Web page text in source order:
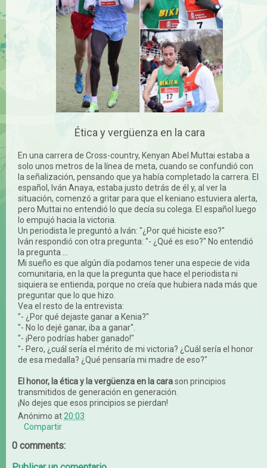
Ética y vergüenza en la cara
En una carrera de Cross-country, Kenyan Abel Muttai estaba a
solo unos metros de la línea de meta, cuando se confundió con
la señalización, pensando que ya había completado la carrera. El
español, Iván Anaya, estaba justo detrás de él y, al ver la
situación, comenzó a gritar para que el keniano estuviera alerta,
pero Muttai no entendió lo que decía su colega. El español luego
lo empujó hacia la victoria.
Un periodista le preguntó a Iván: "¿Por qué hiciste eso?"
Iván respondió con otra pregunta: "- ¿Qué es eso?" No entendió
la pregunta ...
Mi sueño es que algún día podamos tener una especie de vida
comunitaria, en la que la pregunta que hace el periodista ni
siquiera se entienda, porque no creía que hubiera nada más que
preguntar que lo que hizo.
Vea el resto de la entrevista:
"- ¿Por qué dejaste ganar a Kenia?"
"- No lo dejé ganar, iba a ganar".
"- ¡Pero podrías haber ganado!"
"- Pero, ¿cuál sería el mérito de mi victoria? ¿Cuál sería el honor
de esa medalla? ¿Qué pensaría mi madre de eso?"
El honor, la ética y la vergüenza en la carason principios
transmitidos de generación en generación.
¡No dejes que esos principios se pierdan!
Anónimo at 20:03
Compartir
0 comments: